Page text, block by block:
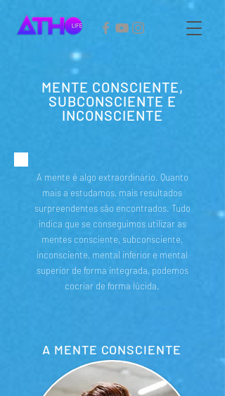
MENTE CONSCIENTE,
SUBCONSCIENTE E
INCONSCIENTE
A mente é algo extraordinário. Quanto
mais a estudamos, mais resultados
surpreendentes são encontrados. Tudo
indica que se conseguimos utilizar as
mentes consciente, subconsciente,
inconsciente, mental inferior e mental
superior de forma integrada, podemos
cocriar de forma lúcida.
A MENTE CONSCIENTE